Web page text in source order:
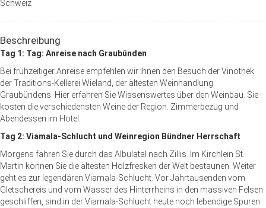
Schweiz
Beschreibung
Tag 1: Tag: Anreise nach Graubünden
Bei frühzeitiger Anreise empfehlen wir Ihnen den Besuch der Vinothek
der Traditions-Kellerei Wieland, der ältesten Weinhandlung
Graubündens. Hier erfahren Sie Wissenswertes über den Weinbau. Sie
kosten die verschiedensten Weine der Region. Zimmerbezug und
Abendessen im Hotel.
Tag 2: Viamala-Schlucht und Weinregion Bündner Herrschaft
Morgens fahren Sie durch das Albulatal nach Zillis. Im Kirchlein St.
Martin können Sie die ältesten Holzfresken der Welt bestaunen. Weiter
geht es zur legendären Viamala-Schlucht. Vor Jahrtausenden vom
Gletschereis und vom Wasser des Hinterrheins in den massiven Felsen
geschliffen, sind in der Viamala-Schlucht heute noch lebendige Spuren